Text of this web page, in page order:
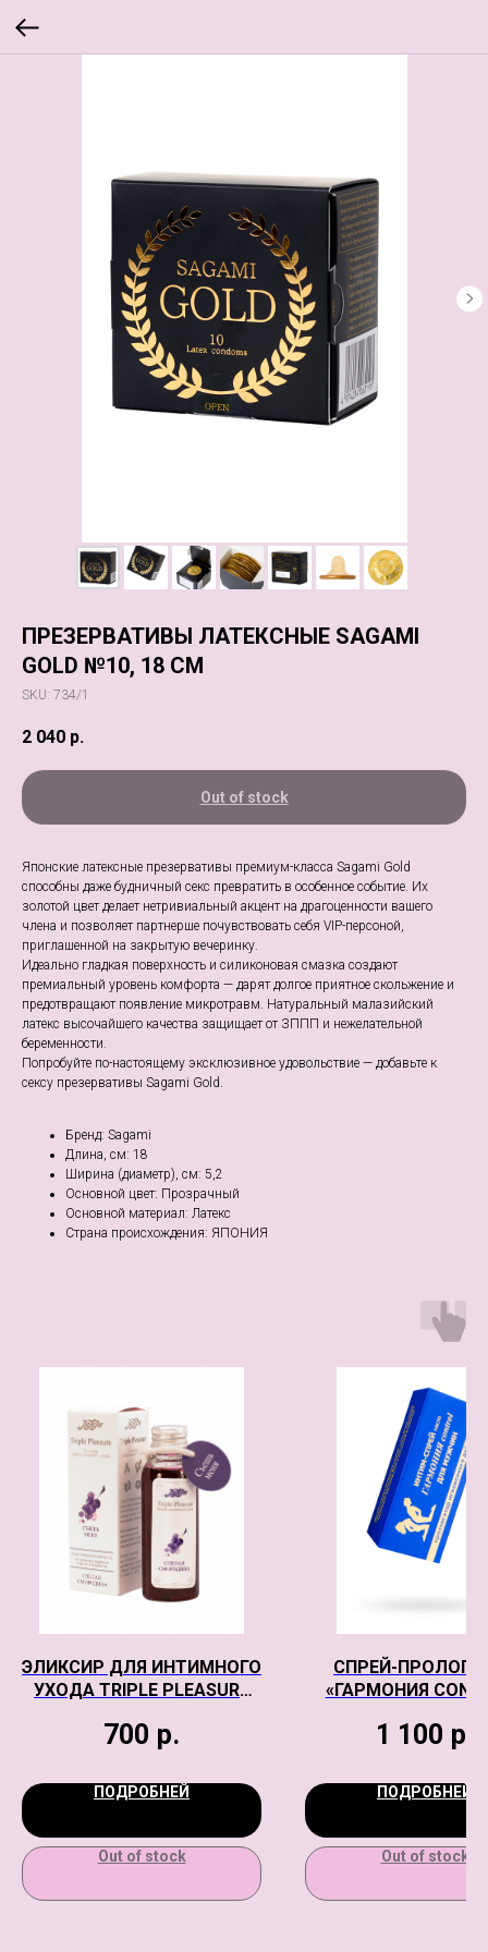
ПРЕЗЕРВАТИВЫ ЛАТЕКСНЫЕ SAGAMI
GOLD №10, 18 СМ
SKU: 734/1
2 040 р.
Out of stock
Японские латексные презервативы премиум-класса Sagami Gold
способны даже будничный секс превратить в особенное событие. Их
золотой цвет делает нетривиальный акцент на драгоценности вашего
члена и позволяет партнерше почувствовать себя VIP-персоной,
приглашенной на закрытую вечеринку.
Идеально гладкая поверхность и силиконовая смазка создают
премиальный уровень комфорта — дарят долгое приятное скольжение и
предотвращают появление микротравм. Натуральный малазийский
латекс высочайшего качества защищает от ЗППП и нежелательной
беременности.
Попробуйте по-настоящему эксклюзивное удовольствие — добавьте к
сексу презервативы Sagami Gold.
Бренд: Sagami
Длина, см: 18
Ширина (диаметр), см: 5,2
Основной цвет: Прозрачный
Основной материал: Латекс
Страна происхождения: ЯПОНИЯ
ЭЛИКСИР ДЛЯ ИНТИМНОГО
УХОДА TRIPLE PLEASURE
700 р.
ПОДРОБНЕЙ
Out of stock
СПРЕЙ-
«ГАРМОНИЯ
1 100 р.
ПОДРОБНЕЙ
Out of stock